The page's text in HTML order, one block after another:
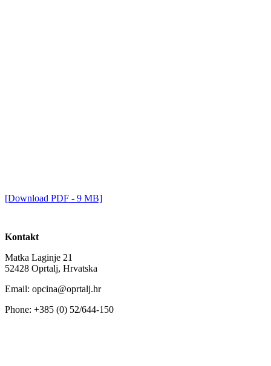
[Download PDF - 9 MB]
Kontakt
Matka Laginje 21
52428 Oprtalj, Hrvatska
Email: opcina@oprtalj.hr
Phone: +385 (0) 52/644-150